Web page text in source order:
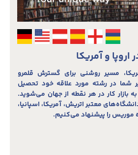
و آمریکا
مسیر روشنی برای گسترش قلمرو
در رشته مورد علاقه خود تحصیل
بازار کار در هر نقطه از جهان می‌شوید.
معتبر اتریش، آمریکا، اسپانیا،
موریس را پیشنهاد می‌کنیم.